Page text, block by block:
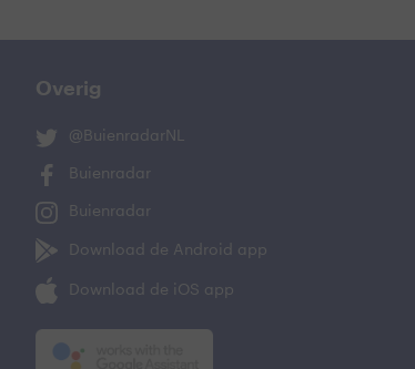
Overig
@BuienradarNL
Buienradar
Buienradar
Download de Android app
Download de iOS app